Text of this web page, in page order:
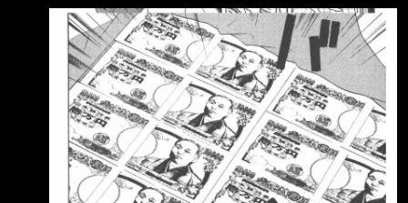
https://i.urusai.cc/zrE3F.png 換算現在匯率大概
2000萬台幣 如果這種詐騙案放在台灣 會算是什
麼等級 有沒有C洽 --
https://i.imgur.com/e8dN5uA.png --